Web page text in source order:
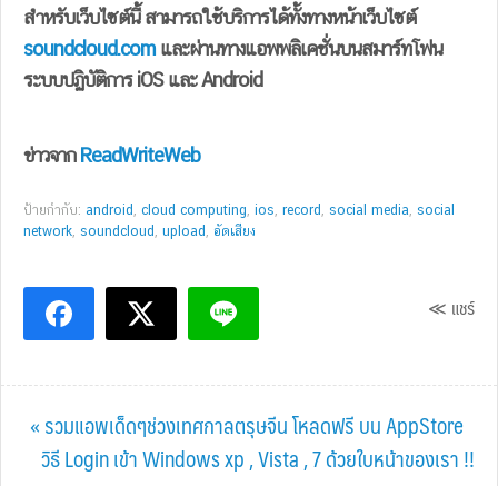
สำหรับเว็บไซต์นี้ สามารถใช้บริการได้ทั้งทางหน้าเว็บไซต์
soundcloud.com และผ่านทางแอพพลิเคชั่นบนสมาร์ทโฟน
ระบบปฏิบัติการ iOS และ Android
ข่าวจากReadWriteWeb
ป้ายกำกับ: android , cloud computing, ios, record , social media, social
network, soundcloud , upload , อัดเสียง
≪ แชร์
Previous
Post:
« รวมแอพเด็ดๆช่วงเทศกาลตรุษจีน โหลดฟรี บน AppStore
Next
วิธี Login เข้า Windows xp , Vista , 7 ด้วยใบหน้าของเรา !!